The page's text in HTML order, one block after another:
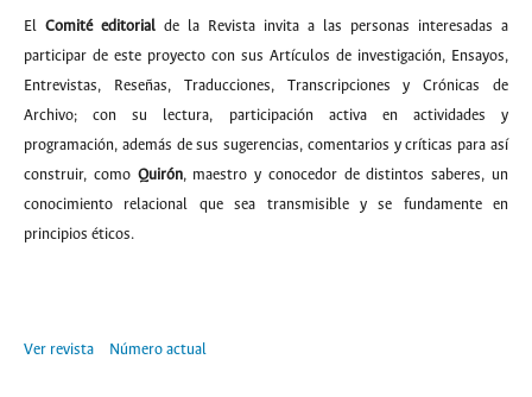
El Comité editorial de la Revista invita a las personas interesadas a
participar de este proyecto con sus Artículos de investigación, Ensayos,
Entrevistas, Reseñas, Traducciones, Transcripciones y Crónicas de
Archivo; con su lectura, participación activa en actividades y
programación, además de sus sugerencias, comentarios y críticas para así
construir, como Quirón, maestro y conocedor de distintos saberes, un
conocimiento relacional que sea transmisible y se fundamente en
principios éticos.
Ver revista Número actual